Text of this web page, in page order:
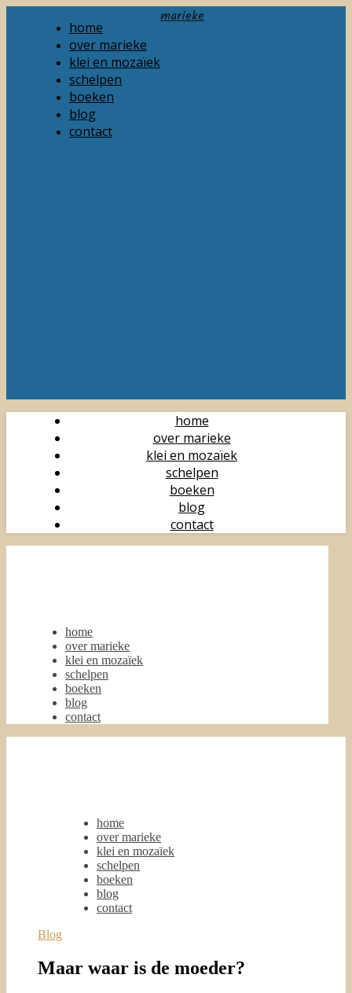
home
over marieke
klei en mozaïek
schelpen
boeken
blog
contact
marieke
home
over marieke
klei en mozaïek
schelpen
boeken
blog
contact
home
over marieke
klei en mozaïek
schelpen
boeken
blog
contact
home
over marieke
klei en mozaïek
schelpen
boeken
blog
contact
Blog
Maar waar is de moeder?